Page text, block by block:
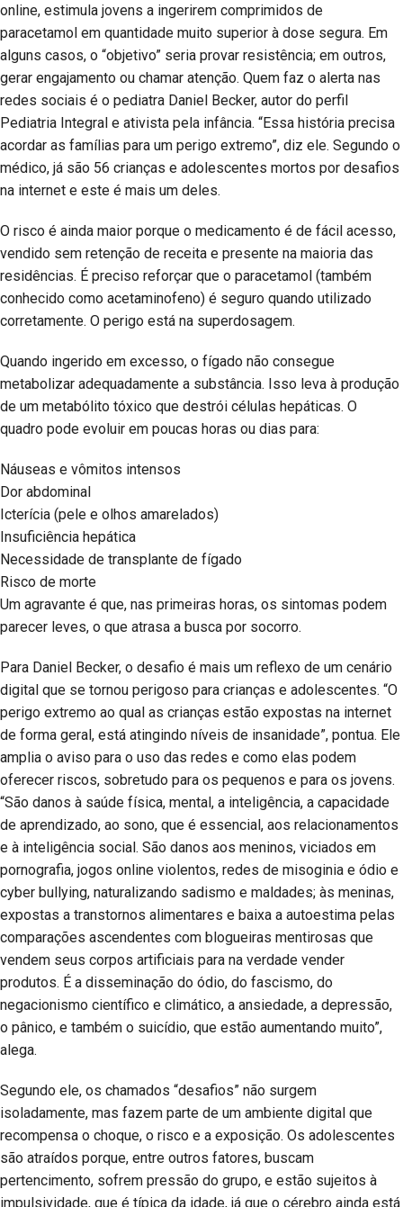
online, estimula jovens a ingerirem comprimidos de
paracetamol em quantidade muito superior à dose segura. Em
alguns casos, o “objetivo” seria provar resistência; em outros,
gerar engajamento ou chamar atenção. Quem faz o alerta nas
redes sociais é o pediatra Daniel Becker, autor do perfil
Pediatria Integral e ativista pela infância. “Essa história precisa
acordar as famílias para um perigo extremo”, diz ele. Segundo o
médico, já são 56 crianças e adolescentes mortos por desafios
na internet e este é mais um deles.
O risco é ainda maior porque o medicamento é de fácil acesso,
vendido sem retenção de receita e presente na maioria das
residências. É preciso reforçar que o paracetamol (também
conhecido como acetaminofeno) é seguro quando utilizado
corretamente. O perigo está na superdosagem.
Quando ingerido em excesso, o fígado não consegue
metabolizar adequadamente a substância. Isso leva à produção
de um metabólito tóxico que destrói células hepáticas. O
quadro pode evoluir em poucas horas ou dias para:
Náuseas e vômitos intensos
Dor abdominal
Icterícia (pele e olhos amarelados)
Insuficiência hepática
Necessidade de transplante de fígado
Risco de morte
Um agravante é que, nas primeiras horas, os sintomas podem
parecer leves, o que atrasa a busca por socorro.
Para Daniel Becker, o desafio é mais um reflexo de um cenário
digital que se tornou perigoso para crianças e adolescentes. “O
perigo extremo ao qual as crianças estão expostas na internet
de forma geral, está atingindo níveis de insanidade”, pontua. Ele
amplia o aviso para o uso das redes e como elas podem
oferecer riscos, sobretudo para os pequenos e para os jovens.
“São danos à saúde física, mental, a inteligência, a capacidade
de aprendizado, ao sono, que é essencial, aos relacionamentos
e à inteligência social. São danos aos meninos, viciados em
pornografia, jogos online violentos, redes de misoginia e ódio e
cyber bullying, naturalizando sadismo e maldades; às meninas,
expostas a transtornos alimentares e baixa a autoestima pelas
comparações ascendentes com blogueiras mentirosas que
vendem seus corpos artificiais para na verdade vender
produtos. É a disseminação do ódio, do fascismo, do
negacionismo científico e climático, a ansiedade, a depressão,
o pânico, e também o suicídio, que estão aumentando muito”,
alega.
Segundo ele, os chamados “desafios” não surgem
isoladamente, mas fazem parte de um ambiente digital que
recompensa o choque, o risco e a exposição. Os adolescentes
são atraídos porque, entre outros fatores, buscam
pertencimento, sofrem pressão do grupo, e estão sujeitos à
impulsividade, que é típica da idade, já que o cérebro ainda está